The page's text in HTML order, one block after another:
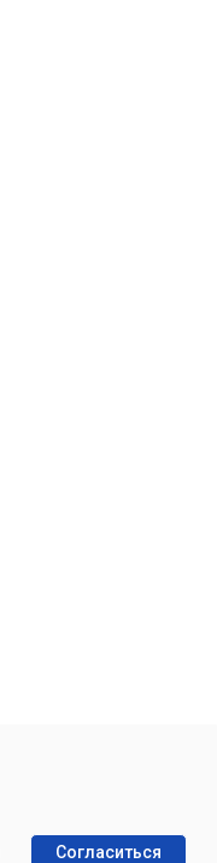
Согласиться